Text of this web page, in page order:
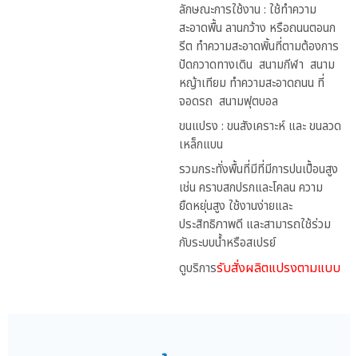
ลักษณะการใช้งาน : ใช้ทำความ
สะอาดพื้น ลานกว้าง หรือถนนตอนก
รีต ทำความสะอาดพิ้นที่ตามต้องการ
ปัดกวาดทางเดิน สนามกีฬา สนาม
หญ้าเทียม ทำความสะอาดถนน ที่
จอดรถ สนามฟุตบอล
ขนแปรง : ขนสังเคราะห์ และ ขนลวด
เหล็กแบน
รวมกระทั่งพื้นที่มีที่มีการปนเปื้อนสูง
เช่น คราบสกปรกและโคลน ความ
ยืดหยุ่นสูง ใช้งานง่ายและ
ประสิทธิภาพดี และสามารถใช้ร่วม
กับระบบน้ำหรือสเปรย์
ดูบริการรับสั่งผลิตแปรงตามแบบ